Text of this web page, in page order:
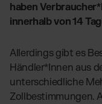
haben
innerhalb von 14
Allerdings gibt es
Händler*Innen aus
unterschiedliche
Zollbestimmungen.